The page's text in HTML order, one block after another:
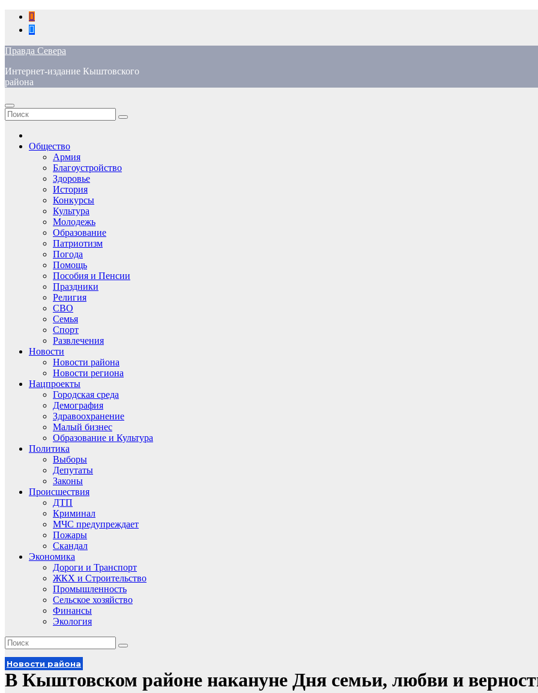
Перейти
содержимому
Правда Севера
Интернет-издание Кыштовского
района
Общество
Армия
Благоустройство
Здоровье
История
Конкурсы
Культура
Молодежь
Образование
Патриотизм
Погода
Помощь
Пособия и Пенсии
Праздники
Религия
СВО
Семья
Спорт
Развлечения
Новости
Новости района
Новости региона
Нацпроекты
Городская среда
Демография
Здравоохранение
Малый бизнес
Образование и Культура
Политика
Выборы
Депутаты
Законы
Происшествия
ДТП
Криминал
МЧС предупреждает
Пожары
Скандал
Экономика
Дороги и Транспорт
ЖКХ и Строительство
Промышленность
Сельское хозяйство
Финансы
Экология
Новости района
В Кыштовском районе накануне Дня семьи, любви и